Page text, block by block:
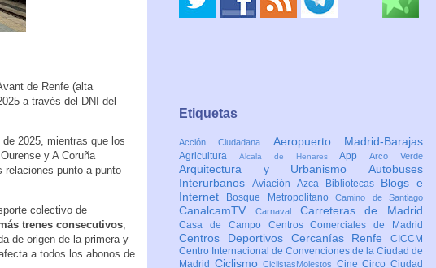
de Renfe (alta
a través del DNI del
2025, mientras que los
y A Coruña
relaciones punto a punto
colectivo de
trenes consecutivos
de origen de la primera y
a todos los abonos de
Etiquetas
Acción Ciudadana Aeropuerto Madrid-Barajas
Agricultura Alcalá de HenaresAppArco Verde
Arquitectura y Urbanismo Autobuses
Interurbanos Aviación Azca Bibliotecas Blogs e
Internet
Bosque MetropolitanoCamino de Santiago
CanalcamTV Carnaval Carreteras de Madrid
Casa de Campo Centros Comerciales de Madrid
Centros Deportivos Cercanías Renfe CICCM
Centro Internacional de Convenciones de la Ciudad de
Madrid CiclismoCiclistasMolestos CineCircoCiudad